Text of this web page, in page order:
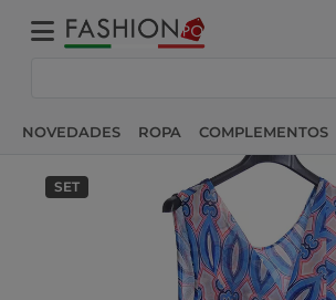
NOVEDADES ROPA COMPLEMENTOS
SET